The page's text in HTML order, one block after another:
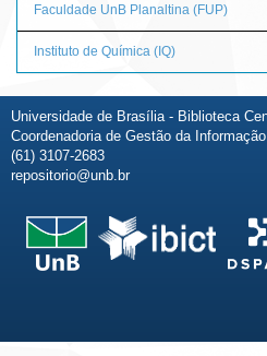
Faculdade UnB Planaltina (FUP)
Instituto de Química (IQ)
Universidade de Brasília - Biblioteca
Coordenadoria de Gestão da
(61) 3107-2683
repositorio@unb.br